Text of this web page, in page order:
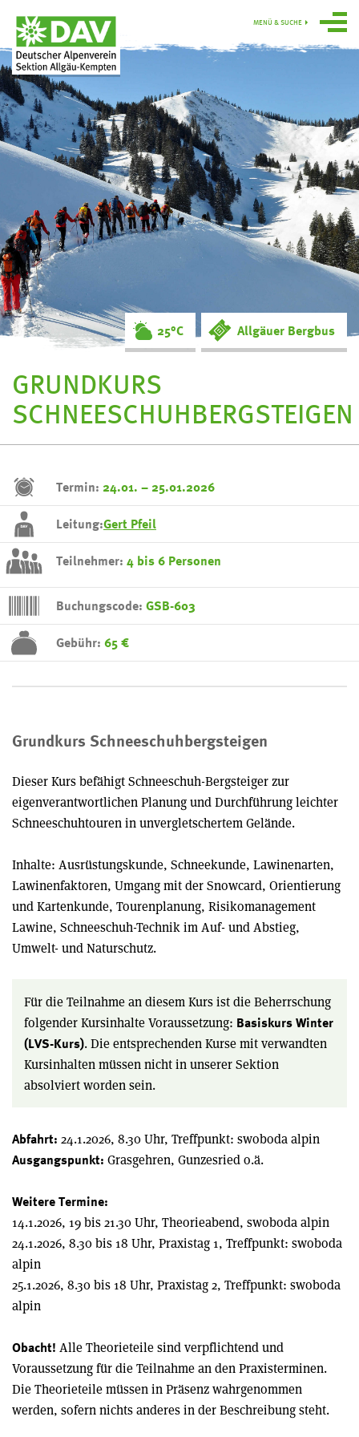
Programm
Gruppen
Hütten
swoboda alpin
Obergünzburg
MENÜ & SUCHE
GRUNDKURS
SCHNEESCHUHBERGSTEIGEN
25°C Allgäuer Bergbus
Termin: 24.01. – 25.01.2026
Leitung:Gert Pfeil
Teilnehmer: 4 bis 6 Personen
Buchungscode: GSB-603
Gebühr: 65 €
Grundkurs Schneeschuhbergsteigen
Dieser Kurs befähigt Schneeschuh-Bergsteiger zur
eigenverantwortlichen Planung und Durchführung leichter
Schneeschuhtouren in unvergletschertem Gelände.
Inhalte: Ausrüstungskunde, Schneekunde, Lawinenarten,
Lawinenfaktoren, Umgang mit der Snowcard, Orientierung
und Kartenkunde, Tourenplanung, Risikomanagement
Lawine, Schneeschuh-Technik im Auf- und Abstieg,
Umwelt- und Naturschutz.
Für die Teilnahme an diesem Kurs ist die Beherrschung
folgender Kursinhalte Voraussetzung: Basiskurs Winter
(LVS-Kurs). Die entsprechenden Kurse mit verwandten
Kursinhalten müssen nicht in unserer Sektion
absolviert worden sein.
Abfahrt: 24.1.2026, 8.30 Uhr, Treffpunkt: swoboda alpin
Ausgangspunkt: Grasgehren, Gunzesried o.ä.
Weitere Termine:
14.1.2026, 19 bis 21.30 Uhr, Theorieabend, swoboda alpin
24.1.2026, 8.30 bis 18 Uhr, Praxistag 1, Treffpunkt: swoboda
alpin
25.1.2026, 8.30 bis 18 Uhr, Praxistag 2, Treffpunkt: swoboda
alpin
Obacht! Alle Theorieteile sind verpflichtend und
Voraussetzung für die Teilnahme an den Praxisterminen.
Die Theorieteile müssen in Präsenz wahrgenommen
werden, sofern nichts anderes in der Beschreibung steht.